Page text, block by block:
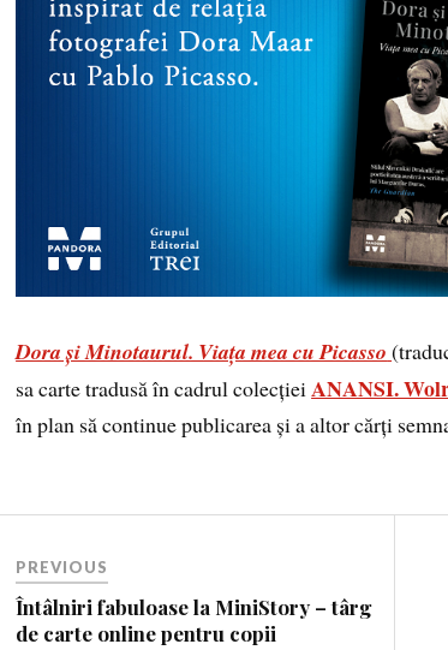
Dora și Minotaurul. Viața mea cu Picasso
sa carte tradusă în cadrul colecțieiANANSI.
în plan să continue publicarea și a altor cărți
PREVIOUS
Întâlniri fabuloase la MiniStory – târg
de carte online pentru copii